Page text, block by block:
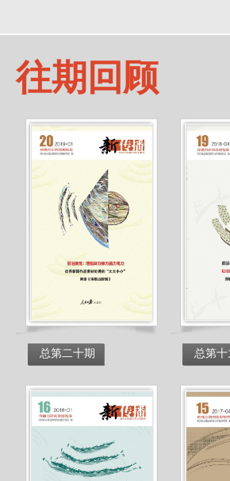
往期回顾
总第二十期 总第十